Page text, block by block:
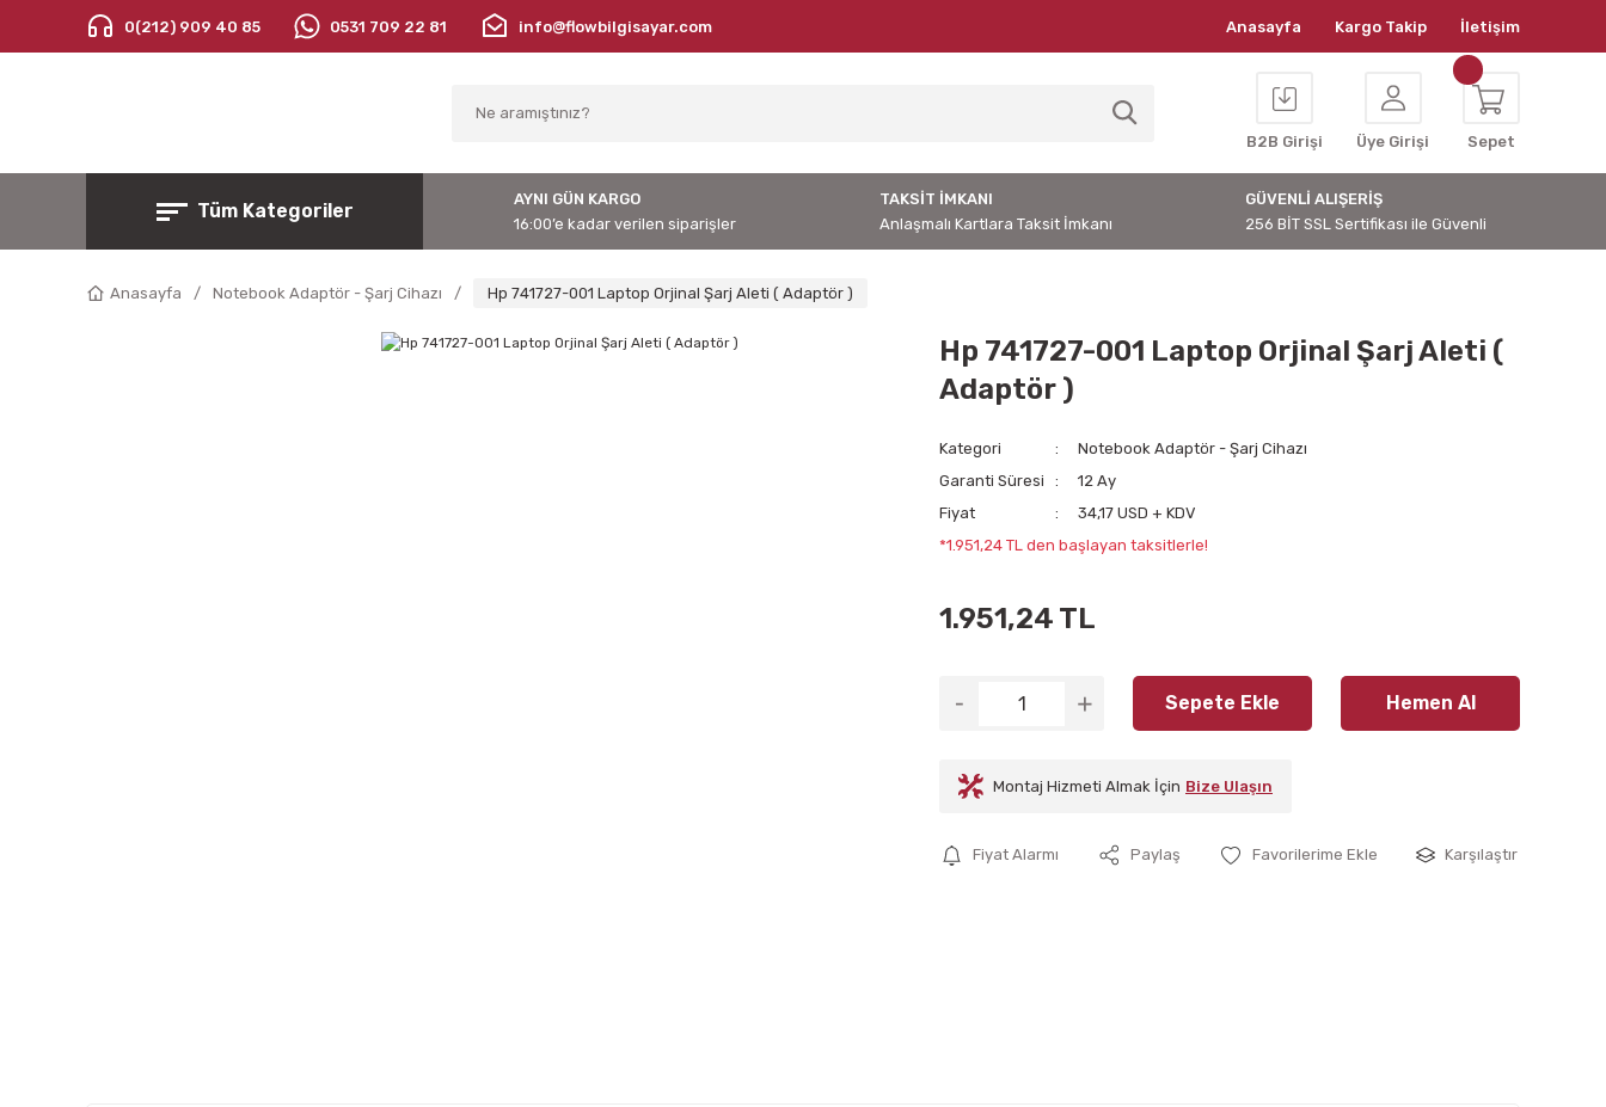
0(212) 909 40 85 0531 709 22 81 info@flowbilgisayar.com Anasayfa Kargo Takip İletişim
B2B Girişi Üye Girişi Sepet
Tüm Kategoriler
AYNI GÜN KARGO
16:00’e kadar verilen siparişler
TAKSİT İMKANI
Anlaşmalı Kartlara Taksit İmkanı
GÜVENLİ ALIŞERİŞ
256 BİT SSL Sertifikası ile Güvenli
Anasayfa Notebook Adaptör - Şarj Cihazı Hp 741727-001 Laptop Orjinal Şarj Aleti ( Adaptör )
Hp 741727-001 Laptop Orjinal Şarj Aleti (
Adaptör )
Kategori
Notebook Adaptör - Şarj Cihazı
Garanti Süresi
12 Ay
Fiyat
34,17 USD + KDV
*1.951,24 TL den başlayan taksitlerle!
1.951,24 TL
Sepete Ekle Hemen Al
Montaj Hizmeti Almak İçin Bize Ulaşın
Fiyat Alarmı Paylaş Karşılaştır